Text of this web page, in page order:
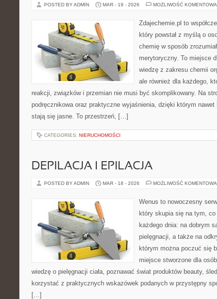
POSTED BY ADMIN MAR - 19 - 2026 MOŻLIWOŚĆ
Zdajechemie.pl to
który powstał z myślą o
chemię w sposób
merytoryczny. To miejsce
wiedzę z zakresu chemii
ale również dla każdego,
reakcji, związków i przemian nie musi być skomplikowany. Na
podręcznikowa oraz praktyczne wyjaśnienia, dzięki którym nawet
stają się jasne. To przestrzeń, […]
CATEGORIES: NIERUCHOMOŚCI
DEPILACJA I EPILACJA
POSTED BY ADMIN MAR - 18 - 2026 MOŻLIWOŚĆ
Wenus to nowoczesny
który skupia się na tym,
każdego dnia: na dobrym
pielęgnacji, a także na
którym można poczuć się
miejsce stworzone dla
wiedzę o pielęgnacji ciała, poznawać świat produktów beauty,
korzystać z praktycznych wskazówek podanych w przystępny
[…]